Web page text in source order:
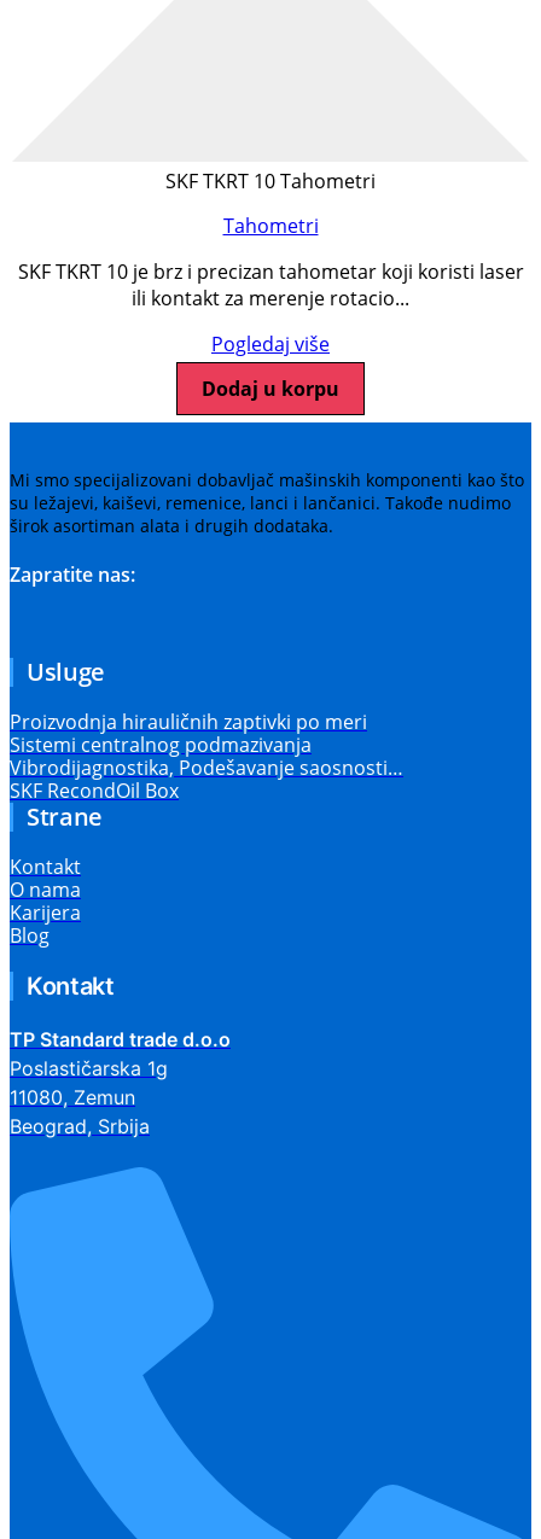
SKF TKRT 10 Tahometri
Tahometri
SKF TKRT 10 je brz i precizan tahometar koji koristi laser
ili kontakt za merenje rotacio...
Pogledaj više
Dodaj u korpu
Mi smo specijalizovani dobavljač mašinskih komponenti kao što
su ležajevi, kaiševi, remenice, lanci i lančanici. Takođe nudimo
širok asortiman alata i drugih dodataka.
Zapratite nas:
Usluge
Proizvodnja hirauličnih zaptivki po meri
Sistemi centralnog podmazivanja
Vibrodijagnostika, Podešavanje saosnosti…
SKF RecondOil Box
Strane
Kontakt
O nama
Karijera
Blog
Kontakt
TP Standard trade d.o.o
Poslastičarska 1g
11080, Zemun
Beograd, Srbija